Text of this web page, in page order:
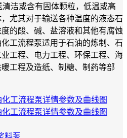
清洁或含有固体颗粒，低温或高
尤其对于输送各种温度的液态石
的酸、碱、盐溶液和其他有腐蚀
工流程泵适用于石油的炼制、石
工程、电力工程、环保工程、海
工程及造纸、制糖、制药等部
化工流程泵详情参数及曲线图
化工流程泵详情参数及曲线图